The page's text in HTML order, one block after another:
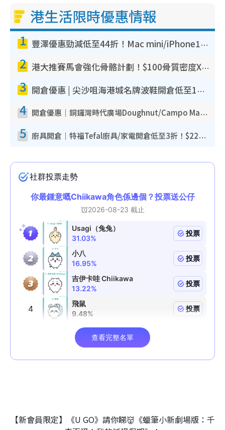
港生活限時優惠情報
1 豐澤優惠勁減低至44折！Mac mini/iPhone17Pro大減價！廚房家電$220起
2 港大推賽馬會強化骨骼計劃！$100骨質密度X光檢查 完成免費運動訓練送超市禮券！附參加資格
3 開倉優惠 | 尖沙咀海港城名牌波鞋開倉低至1折！On鞋$899起／Joy&Peace鞋履$98起
4 開倉優惠｜銅鑼灣時代廣場Doughnut/Campo Marzio開倉低至1折！背囊、書包、手袋劈價$200起
5 廚具開倉｜特福Tefal廚具/家電開倉低至3折！$220起買平底鍋/炒鑊/湯煲！電飯煲/吸塵機/燙斗$418起
【新會員限定】《U GO》請你睇👹《蠟筆小新劇場版：千